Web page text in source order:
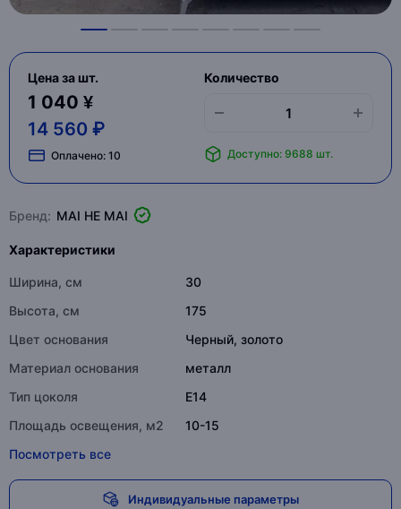
Цена за шт.
1 040 ¥
14 560 ₽
Оплачено: 10
Количество
Доступно: 9688 шт.
Бренд: MAI HE MAI
Характеристики
Ширина, см
30
Высота, см
175
Цвет основания
Черный, золото
Материал основания
металл
Тип цоколя
E14
Площадь освещения, м2
10-15
Посмотреть все
Индивидуальные параметры